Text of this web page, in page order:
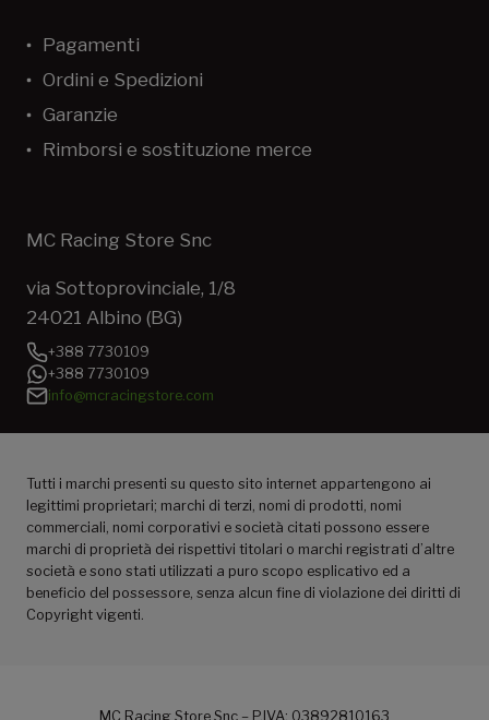
Pagamenti
Ordini e Spedizioni
Garanzie
Rimborsi e sostituzione merce
MC Racing Store Snc
via Sottoprovinciale, 1/8
24021 Albino (BG)
+388 7730109
+388 7730109
info@mcracingstore.com
Tutti i marchi presenti su questo sito internet appartengono ai
legittimi proprietari; marchi di terzi, nomi di prodotti, nomi
commerciali, nomi corporativi e società citati possono essere
marchi di proprietà dei rispettivi titolari o marchi registrati d’altre
società e sono stati utilizzati a puro scopo esplicativo ed a
beneficio del possessore, senza alcun fine di violazione dei diritti di
Copyright vigenti.
MC Racing Store Snc – P.IVA: 03892810163